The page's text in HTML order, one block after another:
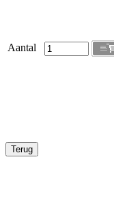
Aantal